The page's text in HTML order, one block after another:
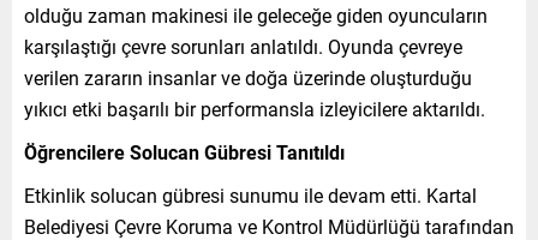
olduğu zaman makinesi ile geleceğe giden oyuncuların
karşılaştığı çevre sorunları anlatıldı. Oyunda çevreye
verilen zararın insanlar ve doğa üzerinde oluşturduğu
yıkıcı etki başarılı bir performansla izleyicilere aktarıldı.
Öğrencilere Solucan Gübresi Tanıtıldı
Etkinlik solucan gübresi sunumu ile devam etti. Kartal
Belediyesi Çevre Koruma ve Kontrol Müdürlüğü tarafından